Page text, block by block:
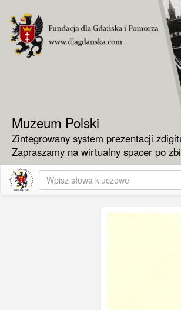
Muzeum Polski
Zintegrowany system prezentacji
Zapraszamy na wirtualny spacer po